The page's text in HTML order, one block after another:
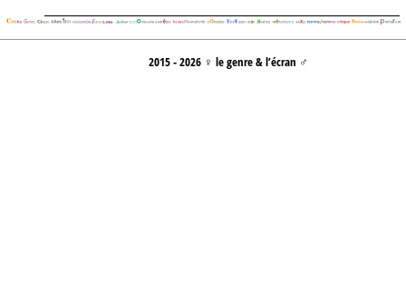
2015 - 2026 ♀ le genre & l’écran ♂